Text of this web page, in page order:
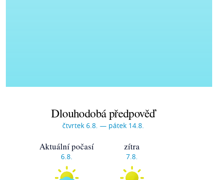
Dlouhodobá předpověď
čtvrtek 6.8. — pátek 14.8.
Aktuální počasí
6.8.
zítra
7.8.